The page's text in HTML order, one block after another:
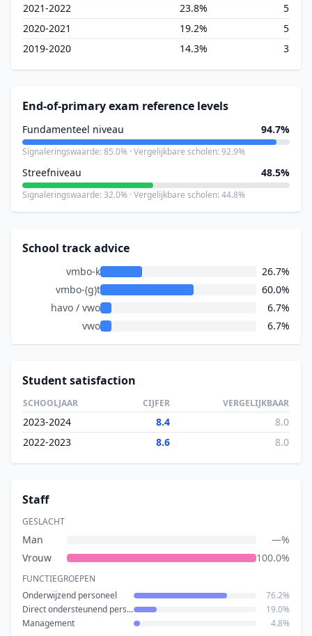
2021-2022
23.8%
5
2020-2021
19.2%
5
2019-2020
14.3% 3
End-of-primary exam reference levels
Fundamenteel niveau 94.7%
Signaleringswaarde: 85.0% · Vergelijkbare scholen: 92.9%
Streefniveau 48.5%
Signaleringswaarde: 32.0% · Vergelijkbare scholen: 44.8%
School track advice
vmbo-k
26.7%
vmbo-(g)t
60.0%
havo / vwo
6.7%
vwo
6.7%
Student satisfaction
SCHOOLJAAR CIJFER VERGELIJKBAAR
2023-2024 8.4
8.0
2022-2023
8.6 8.0
Staff
GESLACHT
Man
—%
Vrouw
100.0%
FUNCTIEGROEPEN
Onderwijzend personeel
76.2%
Direct ondersteunend personeel
19.0%
Management
4.8%